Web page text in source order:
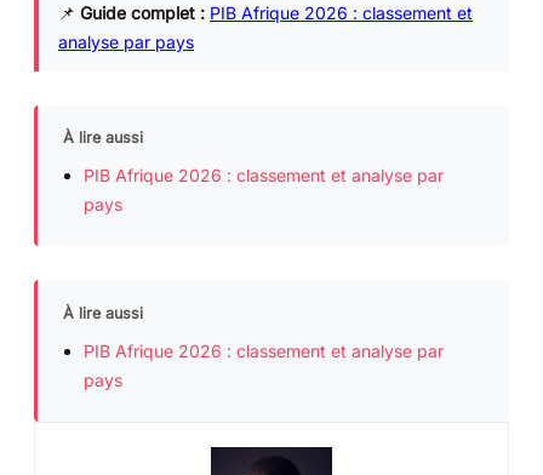
📌 Guide complet : PIB Afrique 2026 : classement et
analyse par pays
À lire aussi
PIB Afrique 2026 : classement et analyse par
pays
À lire aussi
PIB Afrique 2026 : classement et analyse par
pays